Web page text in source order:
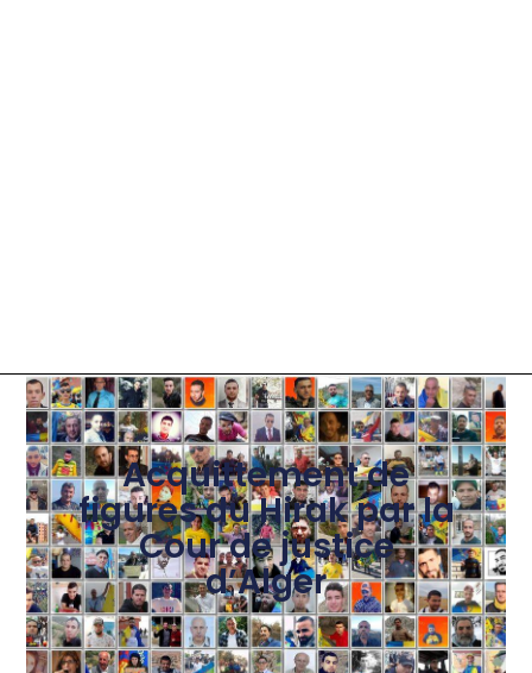
Acquittement de
figures du Hirak par la
Cour de justice
d’Alger